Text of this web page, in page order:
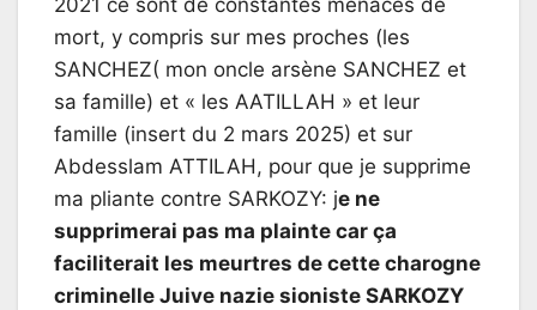
2021 ce sont de constantes menaces de
mort, y compris sur mes proches (les
SANCHEZ( mon oncle arsène SANCHEZ et
sa famille) et « les AATILLAH » et leur
famille (insert du 2 mars 2025) et sur
Abdesslam ATTILAH, pour que je supprime
ma pliante contre SARKOZY: je ne
supprimerai pas ma plainte car ça
faciliterait les meurtres de cette charogne
criminelle Juive nazie sioniste SARKOZY